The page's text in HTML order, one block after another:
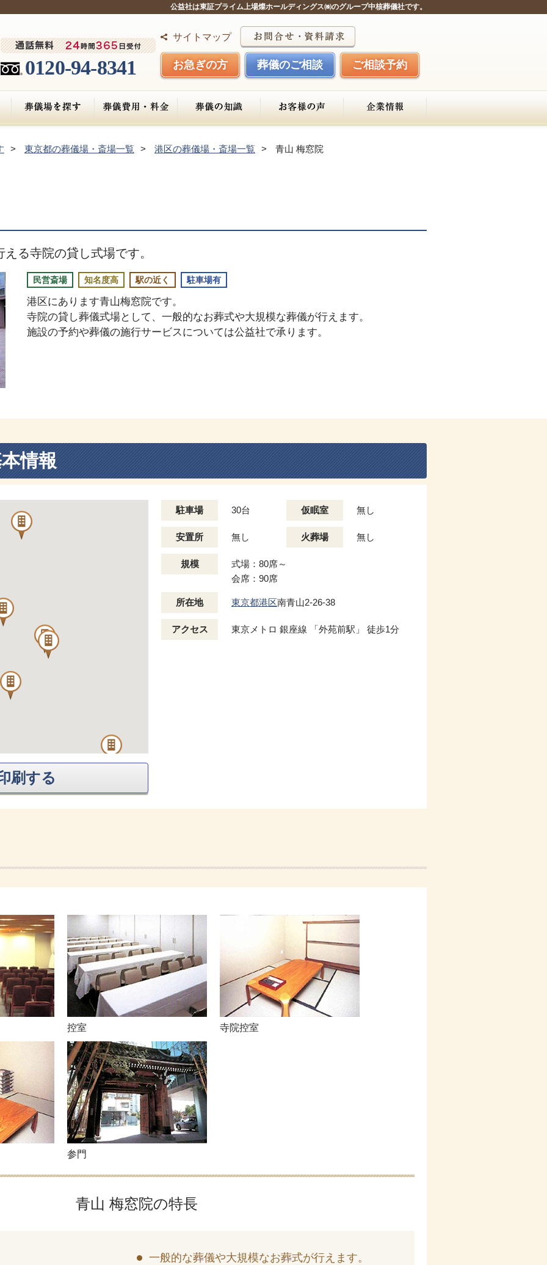
公益社は東証プライム上場燦ホールディングス㈱のグループ中核葬儀社です。
サイトマップ
お急ぎの方 葬儀のご相談 ご相談予約
0120-94-8341
東京都の葬儀場・斎場一覧 港区の葬儀場・斎場一覧 青山 梅窓院
る寺院の貸し式場です。
民営斎場 知名度高 駅の近く 駐車場有
港区にあります青山梅窓院です。
寺院の貸し葬儀式場として、一般的なお葬式や大規模な葬儀が行えます。
施設の予約や葬儀の施行サービスについては公益社で承ります。
情報
刷する
駐車場 30台 仮眠室 無し
安置所 無し 火葬場 無し
規模
式場：80席～
会席：90席
所在地 東京都港区南青山2-26-38
アクセス 東京メトロ 銀座線 「外苑前駅」 徒歩1分
控室 寺院控室
参門
青山 梅窓院の特長
一般的な葬儀や大規模なお葬式が行えます。